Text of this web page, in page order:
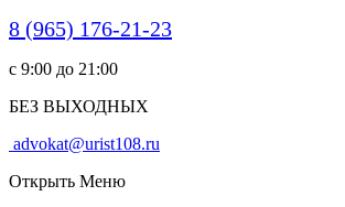
8 (965) 176-21-23
c 9:00 до 21:00
БЕЗ ВЫХОДНЫХ
advokat@urist108.ru
Открыть Меню